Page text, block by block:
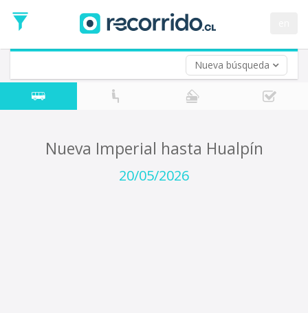
Nueva búsqueda
de
Ida
Vuelta (opcional)
Fecha
de
Nueva Imperial hasta Hualpín
20/05/2026